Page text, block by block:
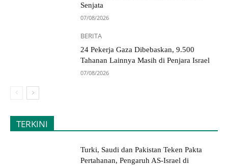
Senjata
07/08/2026
BERITA
24 Pekerja Gaza Dibebaskan, 9.500
Tahanan Lainnya Masih di Penjara Israel
07/08/2026
TERKINI
Turki, Saudi dan Pakistan Teken Pakta
Pertahanan, Pengaruh AS-Israel di